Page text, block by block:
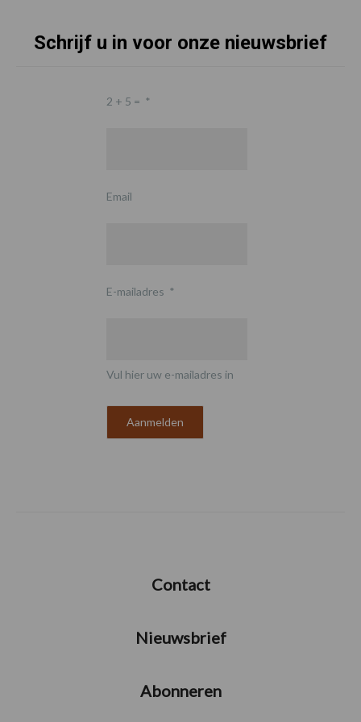
Schrijf u in voor onze nieuwsbrief
2 + 5 = *
Email
E-mailadres *
Vul hier uw e-mailadres in
Contact
Nieuwsbrief
Abonneren